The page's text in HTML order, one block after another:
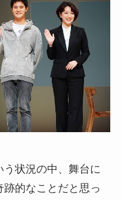
状況の中、舞台に
的なことだと思っ